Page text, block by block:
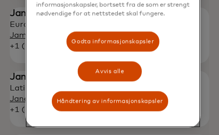
James Issokson
Europe
James.Issokson@mastercard.com
+1 (914) 249-6286
Janet Rivera-Hernandez
Latin America and Caribbean
Janet.Rivera-Hernandez@mastercard.com
+1 (305) 539-2304
informasjonskapsler, bortsett fra de som er strengt
nødvendige for at nettstedet skal fungere.
Godta informasjonskapsler
Avvis alle
Håndtering av informasjonskapsler